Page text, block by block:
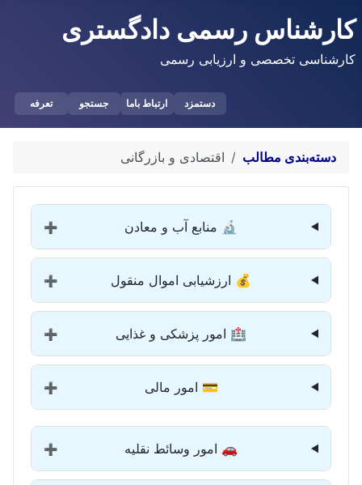
کارشناس رسمی دادگستری
کارشناسی تخصصی و ارزیابی رسمی
دستمزد ارتباط باما جستجو تعرفه
دسته‌بندی مطالب اقتصادی و بازرگانی
🔬 منابع آب و معادن ➕
💰 ارزشیابی اموال منقول ➕
🏥 امور پزشکی و غذایی ➕
💳 امور مالی ➕
🚗 امور وسائط نقلیه ➕